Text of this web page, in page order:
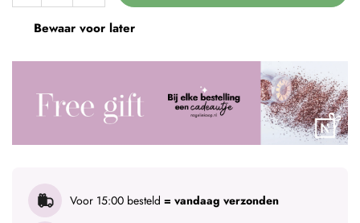
Bewaar voor later
Voor 15:00 besteld = vandaag verzonden